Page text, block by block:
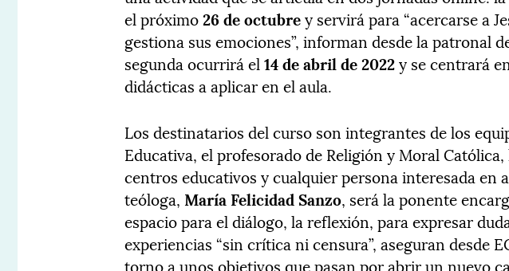
el próximo26 de octubrey servirá para “acercarse a
gestiona sus emociones”, informan desde la patronal
segunda ocurrirá el14 de abril de 2022y se centrará
didácticas a aplicar en el aula.
Los destinatarios del curso son integrantes de los
Educativa, el profesorado de Religión y Moral
centros educativos y cualquier persona interesada en
teóloga, María Felicidad Sanzo, será la ponente
espacio para el diálogo, la reflexión, para expresar
experiencias “sin crítica ni censura”, aseguran desde
torno a unos objetivos que pasan por abrir un nuevo